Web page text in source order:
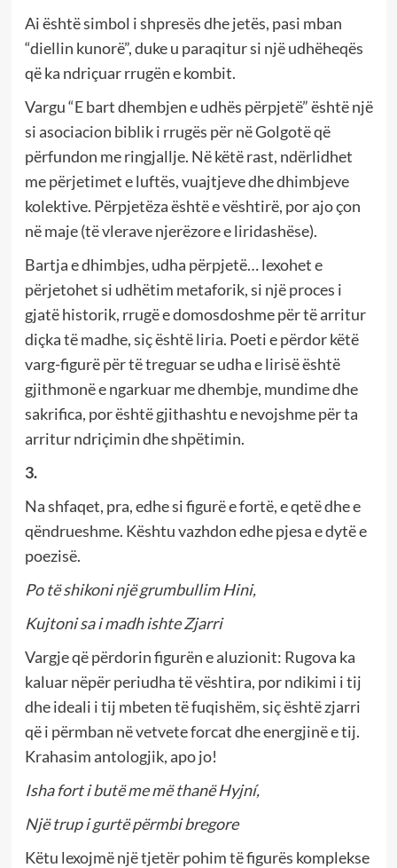
Ai është simbol i shpresës dhe jetës, pasi mban
“diellin kunorë”, duke u paraqitur si një udhëheqës
që ka ndriçuar rrugën e kombit.
Vargu “E bart dhembjen e udhës përpjetë” është një
si asociacion biblik i rrugës për në Golgotë që
përfundon me ringjallje. Në këtë rast, ndërlidhet
me përjetimet e luftës, vuajtjeve dhe dhimbjeve
kolektive. Përpjetëza është e vështirë, por ajo çon
në maje (të vlerave njerëzore e liridashëse).
Bartja e dhimbjes, udha përpjetë… lexohet e
përjetohet si udhëtim metaforik, si një proces i
gjatë historik, rrugë e domosdoshme për të arritur
diçka të madhe, siç është liria. Poeti e përdor këtë
varg-figurë për të treguar se udha e lirisë është
gjithmonë e ngarkuar me dhembje, mundime dhe
sakrifica, por është gjithashtu e nevojshme për ta
arritur ndriçimin dhe shpëtimin.
3.
Na shfaqet, pra, edhe si figurë e fortë, e qetë dhe e
qëndrueshme. Kështu vazhdon edhe pjesa e dytë e
poezisë.
Po të shikoni një grumbullim Hini,
Kujtoni sa i madh ishte Zjarri
Vargje që përdorin figurën e aluzionit: Rugova ka
kaluar nëpër periudha të vështira, por ndikimi i tij
dhe ideali i tij mbeten të fuqishëm, siç është zjarri
që i përmban në vetvete forcat dhe energjinë e tij.
Krahasim antologjik, apo jo!
Isha fort i butë me më thanë Hyjní,
Një trup i gurtë përmbi bregore
Këtu lexojmë një tjetër pohim të figurës komplekse